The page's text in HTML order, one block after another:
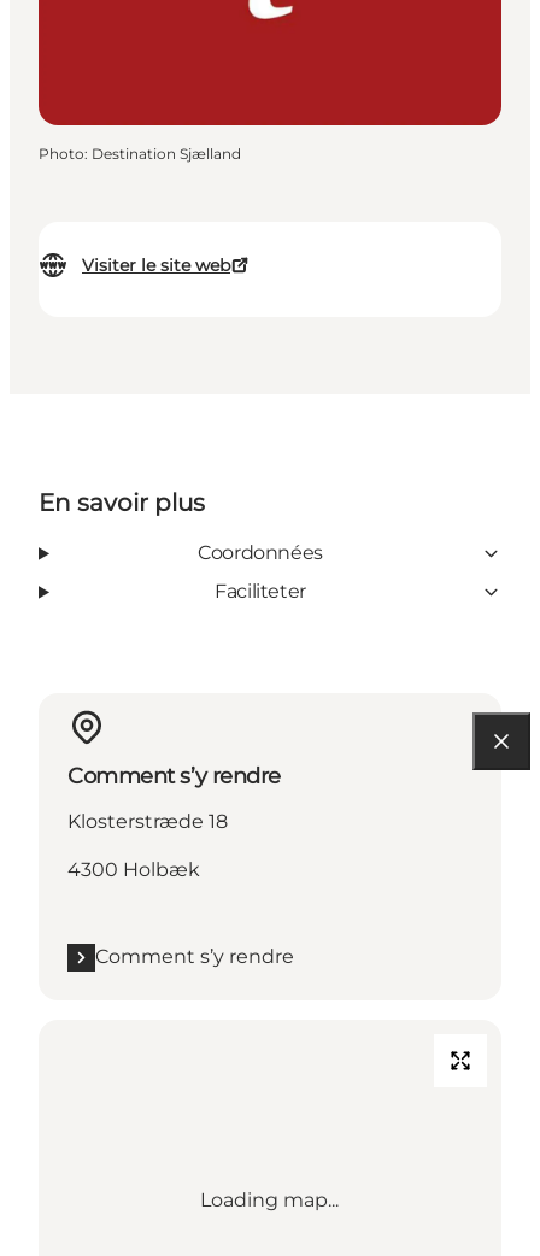
Visiter le site web
Photo: Destination Sjælland
En savoir plus
Coordonnées
Faciliteter
Comment s’y rendre
Klosterstræde 18
4300 Holbæk
Comment s’y rendre
Loading map...